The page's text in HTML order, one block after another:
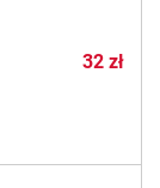
32 zł